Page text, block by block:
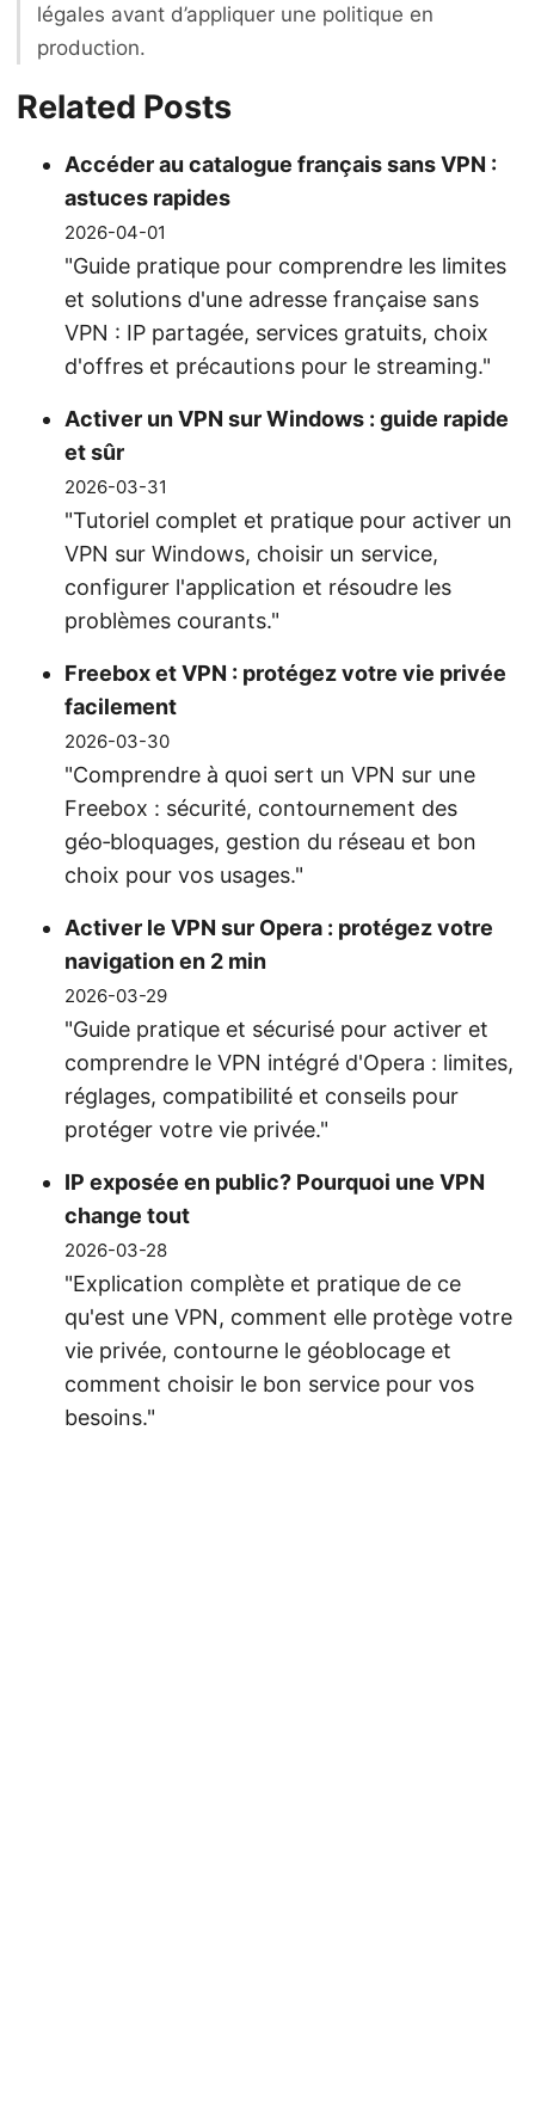
légales avant d’appliquer une politique en
production.
Related Posts
Accéder au catalogue français sans VPN :
astuces rapides
2026-04-01
"Guide pratique pour comprendre les limites
et solutions d'une adresse française sans
VPN : IP partagée, services gratuits, choix
d'offres et précautions pour le streaming."
Activer un VPN sur Windows : guide rapide
et sûr
2026-03-31
"Tutoriel complet et pratique pour activer un
VPN sur Windows, choisir un service,
configurer l'application et résoudre les
problèmes courants."
Freebox et VPN : protégez votre vie privée
facilement
2026-03-30
"Comprendre à quoi sert un VPN sur une
Freebox : sécurité, contournement des
géo‑bloquages, gestion du réseau et bon
choix pour vos usages."
Activer le VPN sur Opera : protégez votre
navigation en 2 min
2026-03-29
"Guide pratique et sécurisé pour activer et
comprendre le VPN intégré d'Opera : limites,
réglages, compatibilité et conseils pour
protéger votre vie privée."
IP exposée en public? Pourquoi une VPN
change tout
2026-03-28
"Explication complète et pratique de ce
qu'est une VPN, comment elle protège votre
vie privée, contourne le géoblocage et
comment choisir le bon service pour vos
besoins."